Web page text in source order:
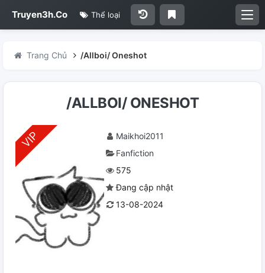
Truyen3h.Co Thể loại
Trang Chủ /Allboi/ Oneshot
/ALLBOI/ ONESHOT
Maikhoi2011
Fanfiction
575
Đang cập nhật
13-08-2024